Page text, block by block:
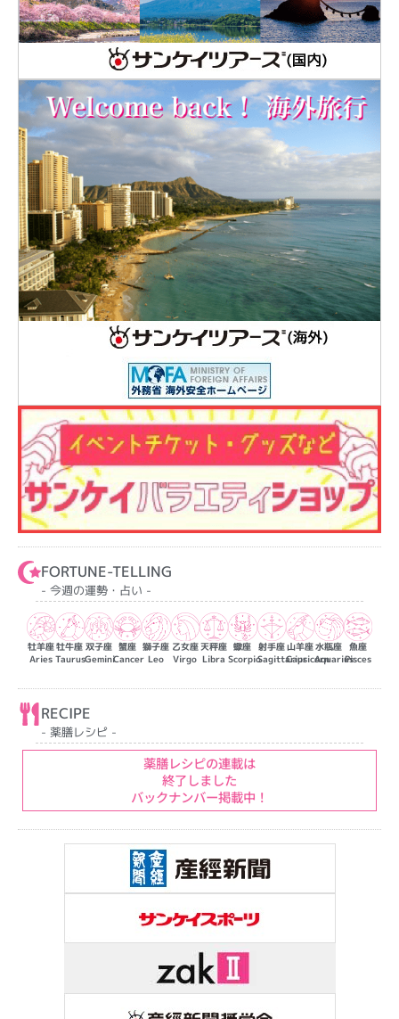
FORTUNE-TELLING
- 今週の運勢・占い -
牡羊座
Aries
牡牛座
Taurus
双子座
Gemini
蟹座
Cancer
獅子座
Leo
乙女座
Virgo
天秤座
Libra
蠍座
Scorpio
射手座
Sagittarius
山羊座
Capricorn
水瓶座
Aquarius
魚座
Pisces
RECIPE
- 薬膳レシピ -
薬膳レシピの連載は
終了しました
バックナンバー掲載中！